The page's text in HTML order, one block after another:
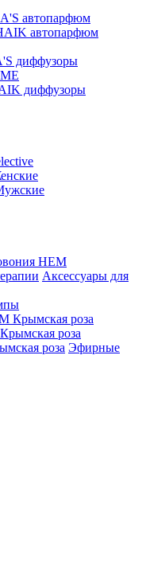
автопарфюм
автопарфюм
диффузоры
диффузоры
HEM
Аксессуары для
роза
Эфирные